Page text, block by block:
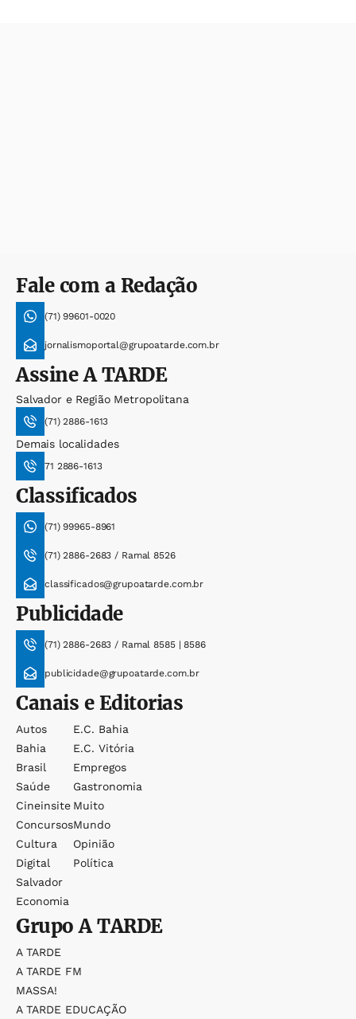
Fale com a Redação
(71) 99601-0020
jornalismoportal@grupoatarde.com.br
AssineA TARDE
Salvador e Região Metropolitana
(71) 2886-1613
Demais localidades
71 2886-1613
Classificados
(71) 99965-8961
(71) 2886-2683 / Ramal 8526
classificados@grupoatarde.com.br
Publicidade
(71) 2886-2683 / Ramal 8585 | 8586
publicidade@grupoatarde.com.br
Canais e Editorias
Autos
Bahia
Brasil
Saúde
Cineinsite
Concursos
Cultura
Digital
Salvador
Economia
E.c. Bahia
E.c. Vitória
Empregos
Gastronomia
Muito
Mundo
Opinião
Política
GrupoA TARDE
A TARDE
A TARDE FM
MASSA!
A TARDE EDUCAÇÃO